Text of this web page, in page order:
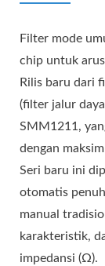
Filter mode
chip untuk
Rilis baru dari
(filter jalur
SMM1211,
dengan
Seri baru ini
otomatis
manual
karakteristik,
impedansi (Ω).